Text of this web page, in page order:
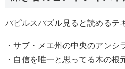
パピルスパズル見ると読めるテ
・サブ・メエ州の中央のアンシ
・自信を唯一と思ってる木の根